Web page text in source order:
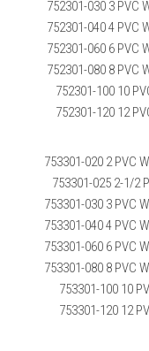
752301-030 3 PVC
752301-040 4 PVC
752301-060 6 PVC
752301-080 8 PVC
752301-100 10
752301-120 12
753301-020 2 PVC
753301-025 2-1/2
753301-030 3 PVC
753301-040 4 PVC
753301-060 6 PVC
753301-080 8 PVC
753301-100 10
753301-120 12